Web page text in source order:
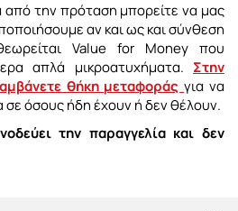
από την πρόταση μπορείτε να μας
αν και ως και σύνθεση
Value for Money που
απλά μικροατυχήματα. Στην
θήκη μεταφοράςγια να
όσους ήδη έχουν ή δεν θέλουν.
την παραγγελία και δεν